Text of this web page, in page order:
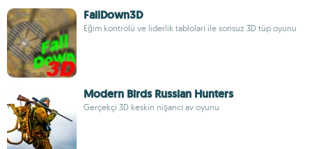
FallDown3D
Eğim kontrolü ve liderlik tabloları ile sonsuz 3D tüp oyunu
Modern Birds Russian Hunters
Gerçekçi 3D keskin nişancı av oyunu